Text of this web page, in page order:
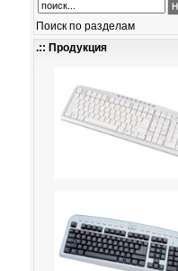
Поиск по разделам
.:: Продукция